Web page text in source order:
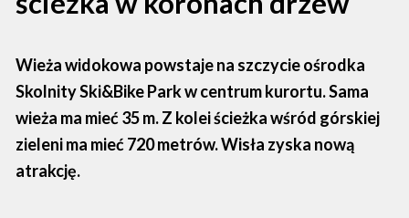
Wieża widokowa powstaje na szczycie ośrodka
Skolnity Ski&Bike Park w centrum kurortu. Sama
wieża ma mieć 35 m. Z kolei ścieżka wśród górskiej
zieleni ma mieć 720 metrów. Wisła zyska nową
atrakcję.